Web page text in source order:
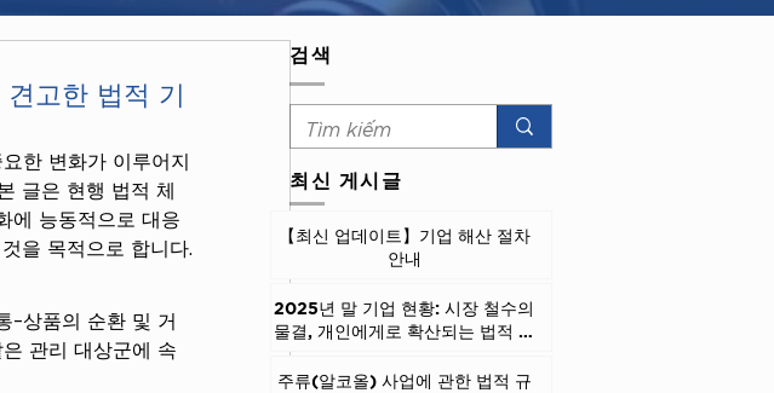
고한 법적 기
한 변화가 이루어지
글은 현행 법적 체
에 능동적으로 대응
을 목적으로 합니다.
–상품의 순환 및 거
관리 대상군에 속
검색
최신 게시글
【최신 업데이트】기업 해산 절차
안내
2025년 말 기업 현황: 시장 철수의
물결, 개인에게로 확산되는 법적 리
스크, 그리고 확실한 종결 솔루션
주류(알코올) 사업에 관한 법적 규